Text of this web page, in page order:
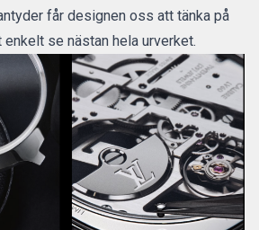
får designen oss att tänka på
se nästan hela urverket.